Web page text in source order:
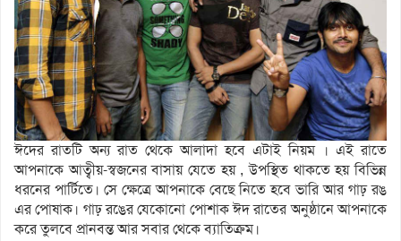
ঈদের রাতটি অন্য রাত থেকে আলাদা হবে এটাই নিয়ম । এই রাতে
আপনাকে আত্বীয়-স্বজনের বাসায় যেতে হয় , উপস্থিত থাকতে হয় বিভিন্ন
ধরনের পার্টিতে। সে ক্ষেত্রে আপনাকে বেছে নিতে হবে ভারি আর গাঢ় রঙ
এর পোষাক। গাঢ় রঙের যেকোনো পোশাক ঈদ রাতের অনুষ্ঠানে আপনাকে
করে তুলবে প্রানবন্ত আর সবার থেকে ব্যাতিক্রম।